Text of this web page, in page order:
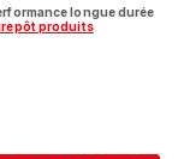
longue durée
produits